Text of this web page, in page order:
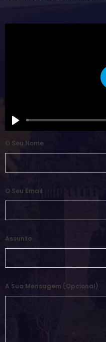
O Seu Nome
O Seu Email
Assunto
A Sua Mensagem (opcional)